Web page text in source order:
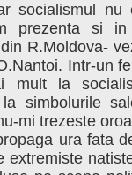
socialismul
prezenta si in
R.Moldova-
Intr-un
mult la
simbolurile
mi trezeste
ura fata